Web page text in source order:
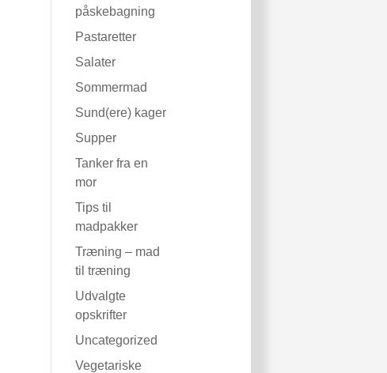
påskebagning
Pastaretter
Salater
Sommermad
Sund(ere) kager
Supper
Tanker fra en
mor
Tips til
madpakker
Træning – mad
til træning
Udvalgte
opskrifter
Uncategorized
Vegetariske